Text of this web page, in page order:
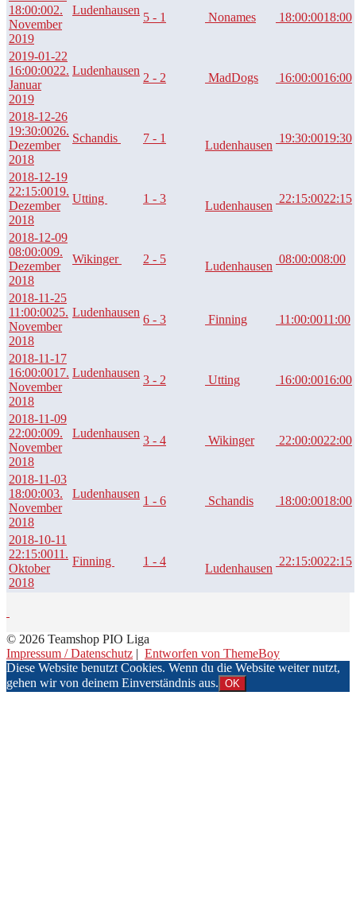
18:00:002.
November
2019
Ludenhausen
5 - 1 Nonames 18:00:0018:00
2019-01-22
16:00:0022.
Januar
2019
Ludenhausen
2 - 2 MadDogs 16:00:0016:00
2018-12-26
19:30:0026.
Dezember
2018
Schandis 7 - 1
Ludenhausen
19:30:0019:30
2018-12-19
22:15:0019.
Dezember
2018
Utting 1 - 3
Ludenhausen
22:15:0022:15
2018-12-09
08:00:009.
Dezember
2018
Wikinger 2 - 5
Ludenhausen
08:00:008:00
2018-11-25
11:00:0025.
November
2018
Ludenhausen
6 - 3 Finning 11:00:0011:00
2018-11-17
16:00:0017.
November
2018
Ludenhausen
3 - 2 Utting 16:00:0016:00
2018-11-09
22:00:009.
November
2018
Ludenhausen
3 - 4 Wikinger 22:00:0022:00
2018-11-03
18:00:003.
November
2018
Ludenhausen
1 - 6 Schandis 18:00:0018:00
2018-10-11
22:15:0011.
Oktober
2018
Finning 1 - 4
Ludenhausen
22:15:0022:15
© 2026 Teamshop PIO Liga
Impressum / Datenschutz | Entworfen von ThemeBoy
Diese Website benutzt Cookies. Wenn du die Website weiter nutzt,
gehen wir von deinem Einverständnis aus. OK